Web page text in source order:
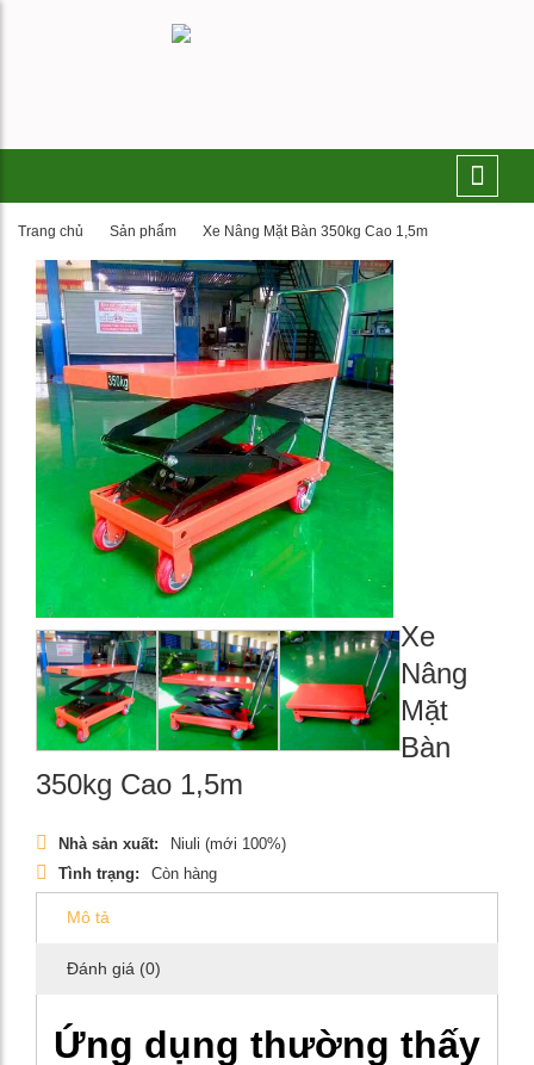
Trang chủ Sản phẩm Xe Nâng Mặt Bàn 350kg Cao 1,5m
Xe
Nâng
Mặt
Bàn
350kg Cao 1,5m
Nhà sản xuất:
Niuli (mới 100%)
Tình trạng:
Còn hàng
Mô tả
Đánh giá (0)
Ứng dụng thường thấy